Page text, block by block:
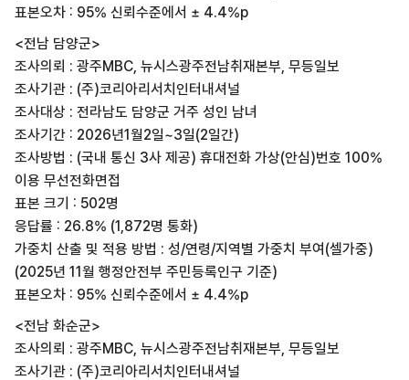
표본오차 : 95% 신뢰수준에서 ± 4.4%p
<전남 담양군>
조사의뢰 : 광주MBC, 뉴시스광주전남취재본부, 무등일보
조사기관 : (주)코리아리서치인터내셔널
조사대상 : 전라남도 담양군 거주 성인 남녀
조사기간 : 2026년1월2일~3일(2일간)
조사방법 : (국내 통신 3사 제공) 휴대전화 가상(안심)번호 100%
이용 무선전화면접
표본 크기 : 502명
응답률 : 26.8% (1,872명 통화)
가중치 산출 및 적용 방법 : 성/연령/지역별 가중치 부여(셀가중)
(2025년 11월 행정안전부 주민등록인구 기준)
표본오차 : 95% 신뢰수준에서 ± 4.4%p
<전남 화순군>
조사의뢰 : 광주MBC, 뉴시스광주전남취재본부, 무등일보
조사기관 : (주)코리아리서치인터내셔널